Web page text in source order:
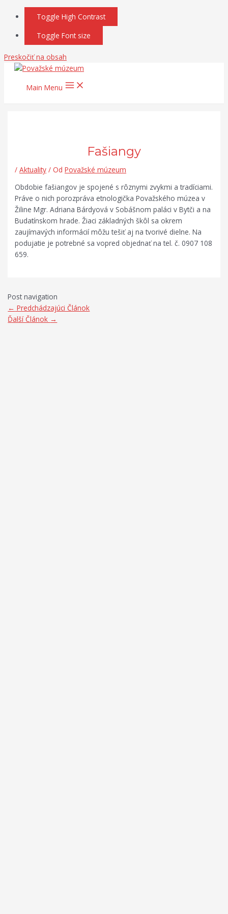
Toggle High Contrast
Toggle Font size
Preskočiť na obsah
Main Menu
Fašiangy
/Aktuality / Od Považské múzeum
Obdobie fašiangov je spojené s rôznymi zvykmi a tradíciami.
Práve o nich porozpráva etnologička Považského múzea v
Žiline Mgr. Adriana Bárdyová v Sobášnom paláci v Bytči a na
Budatínskom hrade. Žiaci základných škôl sa okrem
zaujímavých informácií môžu tešiť aj na tvorivé dielne. Na
podujatie je potrebné sa vopred objednať na tel. č. 0907 108
659.
Post navigation
← Predchádzajúci Článok
Ďalší Článok →